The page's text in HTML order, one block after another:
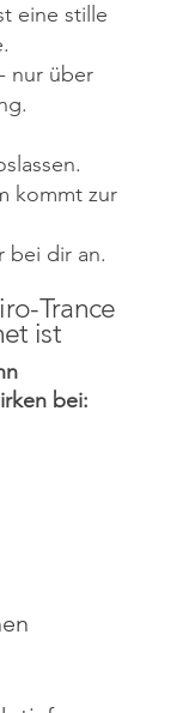
eine stille
nur über
kommt zur
bei dir an.
Trance
ist
bei: